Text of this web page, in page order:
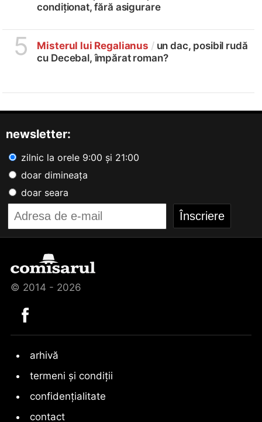
condiționat, fără asigurare
5 Misterul lui Regalianus /un dac, posibil rudă
cu Decebal, împărat roman?
newsletter:
zilnic la orele 9:00 și 21:00
doar dimineața
doar seara
© 2014 - 2026
arhivă
termeni și condiții
confidențialitate
contact